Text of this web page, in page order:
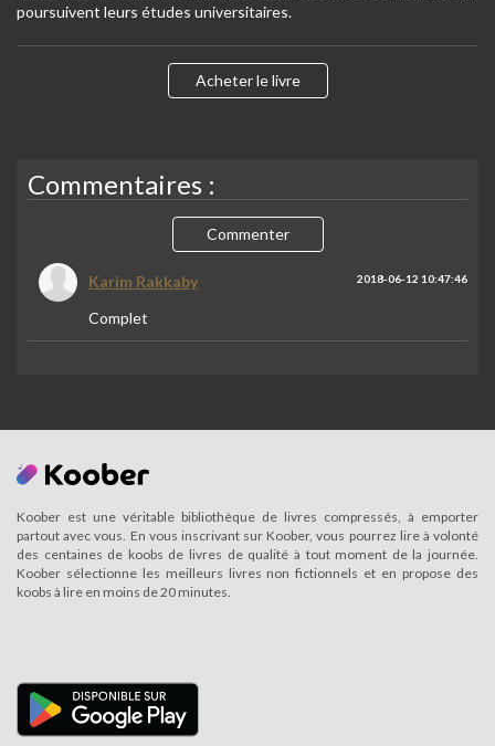
poursuivent leurs études universitaires.
Acheter le livre
Commentaires :
Commenter
Karim Rakkaby 2018-06-12 10:47:46
Complet
Koober est une véritable bibliothèque de livres compressés, à emporter
partout avec vous. En vous inscrivant sur Koober, vous pourrez lire à volonté
des centaines de koobs de livres de qualité à tout moment de la journée.
Koober sélectionne les meilleurs livres non fictionnels et en propose des
koobs à lire en moins de 20 minutes.